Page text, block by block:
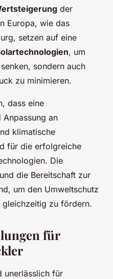
der
Europa, wie das
setzen auf eine
, um
sondern auch
zu minimieren.
dass eine
an
klimatische
für die erfolgreiche
Die
die Bereitschaft zur
um den Umweltschutz
zu fördern.
für
unerlässlich für